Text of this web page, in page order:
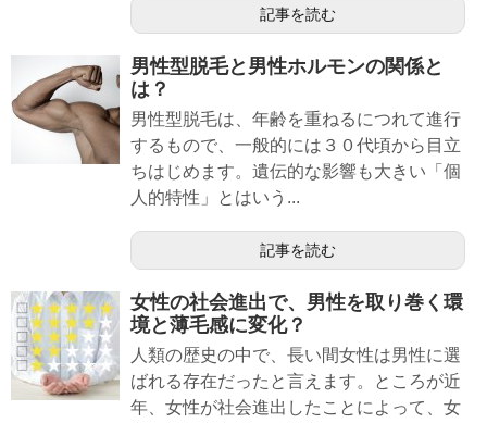
記事を読む
男性型脱毛と男性ホルモンの関係と
は？
男性型脱毛は、年齢を重ねるにつれて進行
するもので、一般的には３０代頃から目立
ちはじめます。遺伝的な影響も大きい「個
人的特性」とはいう...
記事を読む
女性の社会進出で、男性を取り巻く環
境と薄毛感に変化？
人類の歴史の中で、長い間女性は男性に選
ばれる存在だったと言えます。ところが近
年、女性が社会進出したことによって、女